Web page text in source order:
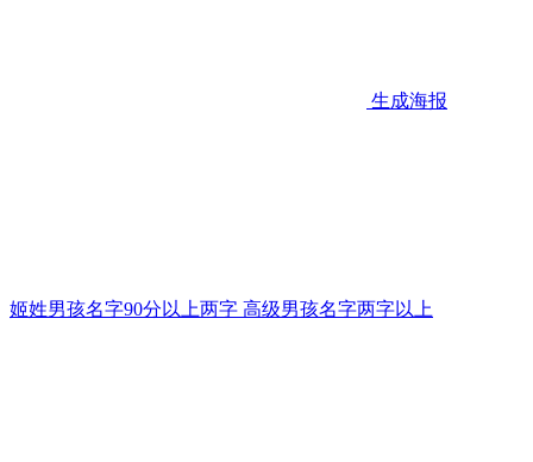
生成海报
姬姓男孩名字90分以上两字 高级男孩名字两字以上